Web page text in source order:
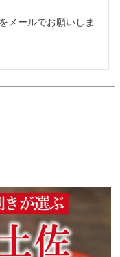
メールでお願いしま